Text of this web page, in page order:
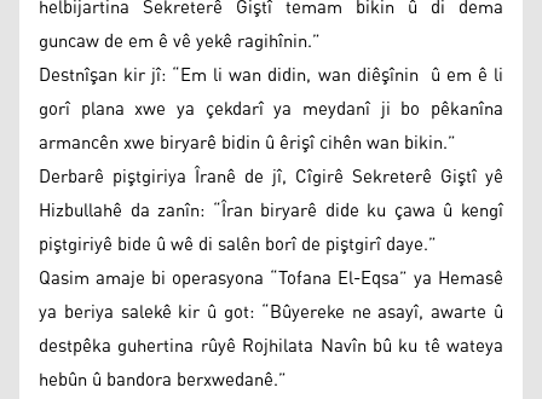
helbijartina Sekreterê Giştî temam bikin û di dema
guncaw de em ê vê yekê ragihînin.”
Destnîşan kir jî: “Em li wan didin, wan diêşînin û em ê li
gorî plana xwe ya çekdarî ya meydanî ji bo pêkanîna
armancên xwe biryarê bidin û êrişî cihên wan bikin.”
Derbarê piştgiriya Îranê de jî, Cîgirê Sekreterê Giştî yê
Hizbullahê da zanîn: “Îran biryarê dide ku çawa û kengî
piştgiriyê bide û wê di salên borî de piştgirî daye.”
Qasim amaje bi operasyona “Tofana El-Eqsa” ya Hemasê
ya beriya salekê kir û got: “Bûyereke ne asayî, awarte û
destpêka guhertina rûyê Rojhilata Navîn bû ku tê wateya
hebûn û bandora berxwedanê.”